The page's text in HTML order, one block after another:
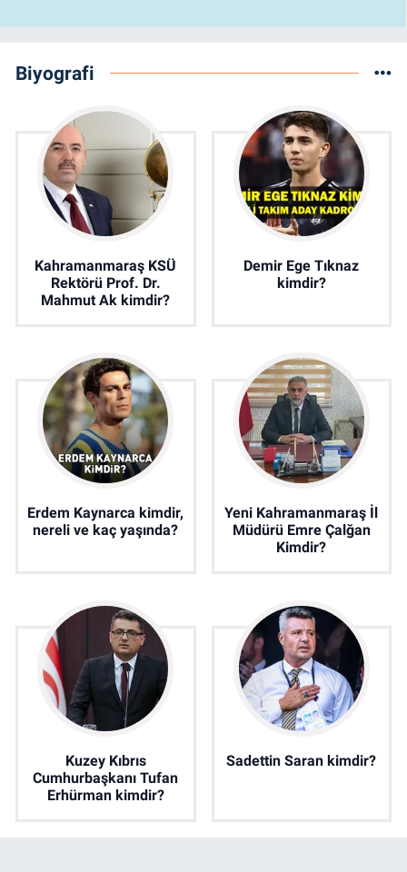
Biyografi
Kahramanmaraş KSÜ
Rektörü Prof. Dr.
Mahmut Ak kimdir?
Demir Ege Tıknaz
kimdir?
Erdem Kaynarca kimdir,
nereli ve kaç yaşında?
Yeni Kahramanmaraş İl
Müdürü Emre Çalğan
Kimdir?
Kuzey Kıbrıs
Cumhurbaşkanı Tufan
Erhürman kimdir?
Sadettin Saran kimdir?